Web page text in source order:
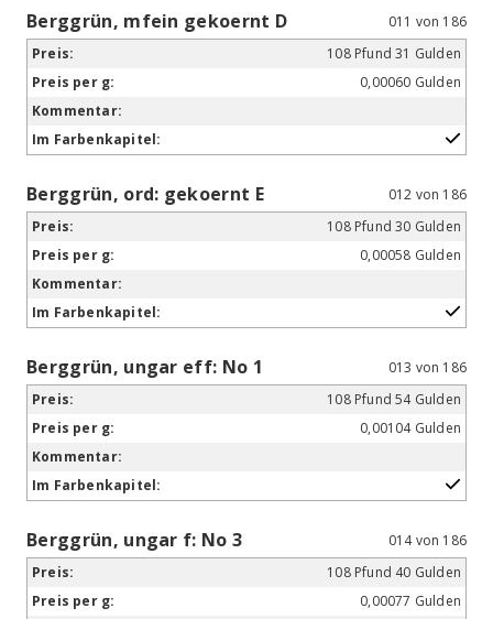
Berggrün, mfein gekoernt D
011 von 186
108 Pfund 31 Gulden
0,00060 Gulden
Berggrün, ord: gekoernt E
012 von 186
108 Pfund 30 Gulden
0,00058 Gulden
Berggrün, ungar eff: No 1
013 von 186
108 Pfund 54 Gulden
0,00104 Gulden
Berggrün, ungar f: No 3
014 von 186
108 Pfund 40 Gulden
0,00077 Gulden